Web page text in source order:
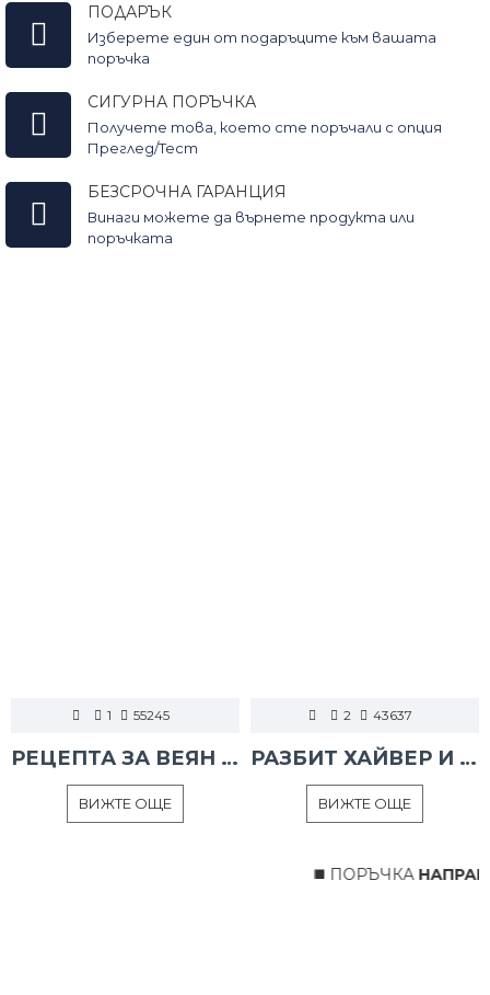
ПОДАРЪК
Изберете един от подаръците към вашата
поръчка
СИГУРНА ПОРЪЧКА
Получете това, което сте поръчали с опция
Преглед/Тест
БЕЗСРОЧНА ГАРАНЦИЯ
Винаги можете да върнете продукта или
поръчката
1 55245
РЕЦЕПТА ЗА ВЕЯН ПАЛАМУД
ВИЖТЕ ОЩЕ
2 43637
РАЗБИТ ХАЙВЕР И ТАРАМА
ВИЖТЕ ОЩЕ
◼️ ПОРЪЧКА